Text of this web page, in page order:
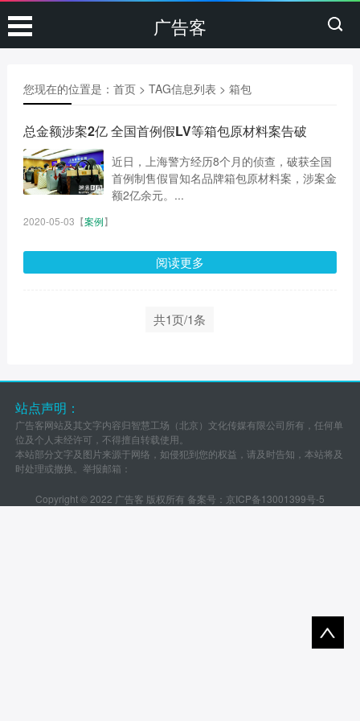
广告客
您现在的位置是： 首页> TAG信息列表 > 箱包
总金额涉案2亿 全国首例假LV等箱包原材料案告破
近日，上海警方经历8个月的侦查，破获全国
首例制售假冒知名品牌箱包原材料案，涉案金
额2亿余元。...
2020-05-03 【案例】
阅读更多
共1页/1条
站点声明：
广告客网站及其文字内容归智慧工场（北京）文化传媒有限公司所有，任何单
位及个人未经许可，不得擅自转载使用。
本站部分文字及图片来源于网络，如侵犯到您的权益，请及时告知，本站将及
时处理或撤换。举报邮箱：
Copyright © 2022 广告客 版权所有 备案号： 京ICP备13001399号-5